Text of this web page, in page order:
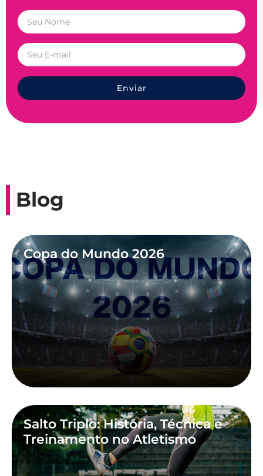
Enviar
Blog
Copa do Mundo 2026
Salto Triplo: História, Técnica e
Treinamento no Atletismo